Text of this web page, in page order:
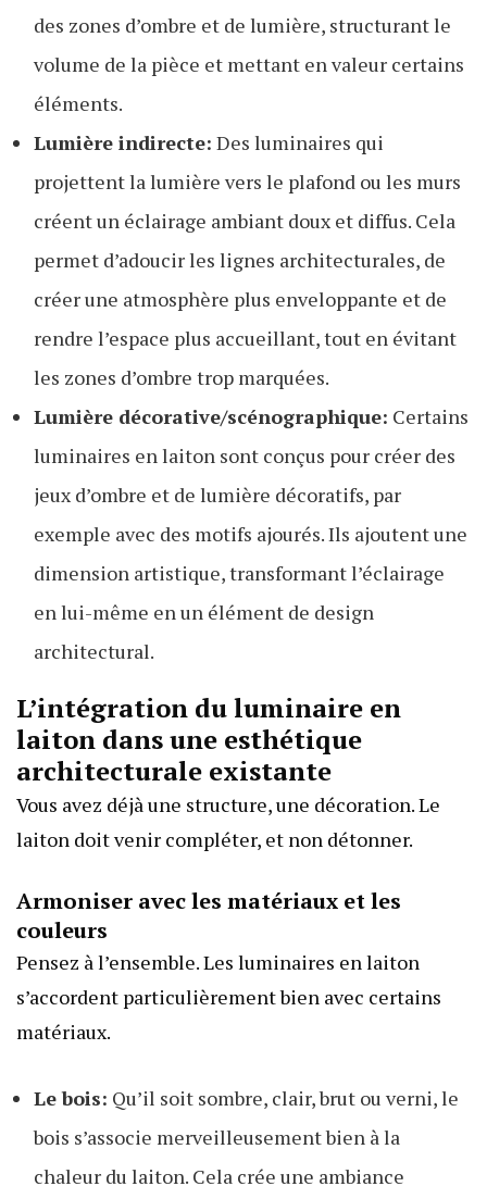
des zones d’ombre et de lumière, structurant le
volume de la pièce et mettant en valeur certains
éléments.
Lumière indirecte: Des luminaires qui
projettent la lumière vers le plafond ou les murs
créent un éclairage ambiant doux et diffus. Cela
permet d’adoucir les lignes architecturales, de
créer une atmosphère plus enveloppante et de
rendre l’espace plus accueillant, tout en évitant
les zones d’ombre trop marquées.
Lumière décorative/scénographique: Certains
luminaires en laiton sont conçus pour créer des
jeux d’ombre et de lumière décoratifs, par
exemple avec des motifs ajourés. Ils ajoutent une
dimension artistique, transformant l’éclairage
en lui-même en un élément de design
architectural.
L’intégration du luminaire en
laiton dans une esthétique
architecturale existante
Vous avez déjà une structure, une décoration. Le
laiton doit venir compléter, et non détonner.
Armoniser avec les matériaux et les
couleurs
Pensez à l’ensemble. Les luminaires en laiton
s’accordent particulièrement bien avec certains
matériaux.
Le bois: Qu’il soit sombre, clair, brut ou verni, le
bois s’associe merveilleusement bien à la
chaleur du laiton. Cela crée une ambiance